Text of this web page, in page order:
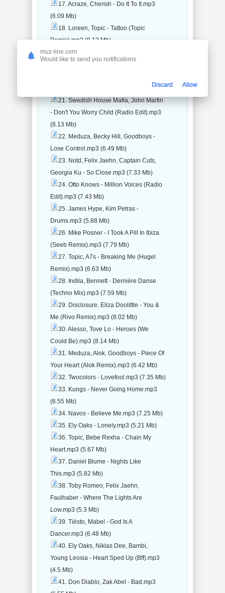
17. Acraze, Cherish - Do It To It.mp3
(6.09 Mb)
18. Loreen, Topic - Tattoo (Topic
Remix).mp3 (8.13 Mb)
19. Fät Tony, Medun - Gimme Gimme
Gimme.mp3 (6.12 Mb)
21. Swedish House Mafia, John Martin
- Don't You Worry Child (Radio Edit).mp3
(8.13 Mb)
22. Meduza, Becky Hill, Goodboys -
Lose Control.mp3 (6.49 Mb)
23. Notd, Felix Jaehn, Captain Cuts,
Georgia Ku - So Close.mp3 (7.33 Mb)
24. Otto Knows - Million Voices (Radio
Edit).mp3 (7.43 Mb)
25. James Hype, Kim Petras -
Drums.mp3 (5.88 Mb)
26. Mike Posner - I Took A Pill In Ibiza
(Seeb Remix).mp3 (7.79 Mb)
27. Topic, A7s - Breaking Me (Hugel
Remix).mp3 (6.63 Mb)
28. Indila, Bennett - Dernière Danse
(Techno Mix).mp3 (7.59 Mb)
29. Disclosure, Eliza Doolittle - You &
Me (Rivo Remix).mp3 (8.02 Mb)
30. Alesso, Tove Lo - Heroes (We
Could Be).mp3 (8.14 Mb)
31. Meduza, Alok, Goodboys - Piece Of
Your Heart (Alok Remix).mp3 (6.42 Mb)
32. Twocolors - Lovefool.mp3 (7.35 Mb)
33. Kungs - Never Going Home.mp3
(6.55 Mb)
34. Navos - Believe Me.mp3 (7.25 Mb)
35. Ely Oaks - Lonely.mp3 (5.21 Mb)
36. Topic, Bebe Rexha - Chain My
Heart.mp3 (5.67 Mb)
37. Daniel Blume - Nights Like
This.mp3 (5.82 Mb)
38. Toby Romeo, Felix Jaehn,
Faulhaber - Where The Lights Are
Low.mp3 (5.3 Mb)
39. Tiësto, Mabel - God Is A
Dancer.mp3 (6.48 Mb)
40. Ely Oaks, Niklas Dee, Bambi,
Young Leosia - Heart Sped Up (Bff).mp3
(4.5 Mb)
41. Don Diablo, Zak Abel - Bad.mp3
muz-line.com
Would like to send you notifications
Discard Allow